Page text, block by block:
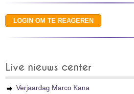
Live nieuws center
Verjaardag Marco Kana